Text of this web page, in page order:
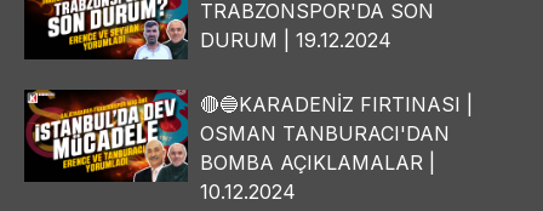
TRABZONSPOR'DA SON
DURUM | 19.12.2024
🔴🔵KARADENİZ FIRTINASI |
OSMAN TANBURACI'DAN
BOMBA AÇIKLAMALAR |
10.12.2024